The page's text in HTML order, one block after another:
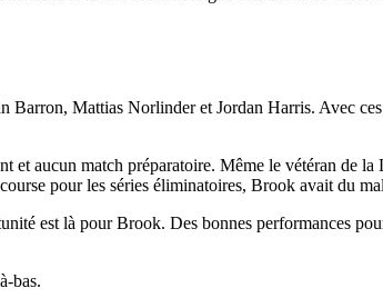
Mattias Norlinder et Jordan Harris. Avec
et aucun match préparatoire. Même le vétéran de
pour les séries éliminatoires, Brook avait du
est là pour Brook. Des bonnes performances
bas.